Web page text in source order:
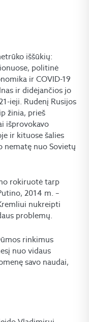
iššūkių:
politinė
ir COVID-19
ir didėjančios jo
ieji. Rudenį Rusijos
žinia, prieš
išprovokavo
ir kituose šalies
nematę nuo Sovietų
rokiruotė tarp
2014 m. –
nukreipti
problemų.
rinkimus
nuo vidaus
savo naudai,